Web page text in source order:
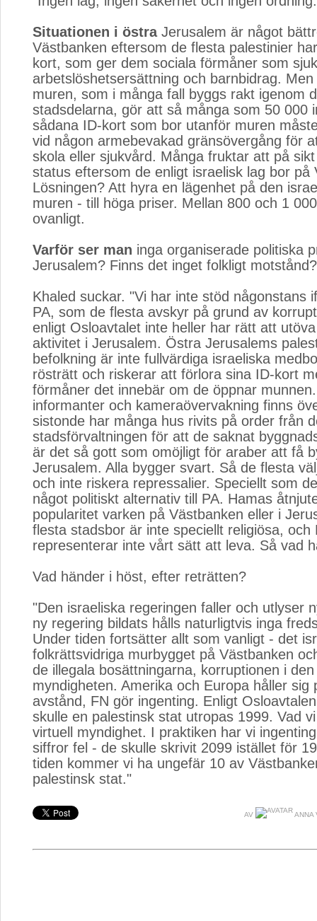
Situationen i östraJerusalem är något
Västbanken eftersom de flesta palestinier
kort, som ger dem sociala förmåner som
arbetslöshetsersättning och barnbidrag.
muren, som i många fall byggs rakt igenom
stadsdelarna, gör att så många som 50 000
sådana ID-kort som bor utanför muren
vid någon armebevakad gränsövergång för
skola eller sjukvård. Många fruktar att på
status eftersom de enligt israelisk lag bor på
Lösningen? Att hyra en lägenhet på den
muren - till höga priser. Mellan 800 och 1
ovanligt.
Varför ser man inga organiserade politiska
Jerusalem? Finns det inget folkligt motstånd?
Khaled suckar. "Vi har inte stöd någonstans
PA, som de flesta avskyr på grund av
enligt Osloavtalet inte heller har rätt att
aktivitet i Jerusalem. Östra Jerusalems
befolkning är inte fullvärdiga israeliska
rösträtt och riskerar att förlora sina ID-kort
förmåner det innebär om de öppnar
informanter och kameraövervakning finns
sistonde har många hus rivits på order från
stadsförvaltningen för att de saknat
är det så gott som omöjligt för araber att få
Jerusalem. Alla bygger svart. Så de flesta
och inte riskera repressalier. Speciellt som
något politiskt alternativ till PA. Hamas
popularitet varken på Västbanken eller i
flesta stadsbor är inte speciellt religiösa, och
representerar inte vårt sätt att leva. Så vad
Vad händer i höst, efter reträtten?
"Den israeliska regeringen faller och utlyser
ny regering bildats hålls naturligtvis inga
Under tiden fortsätter allt som vanligt - det
folkrättsvidriga murbygget på Västbanken
de illegala bosättningarna, korruptionen i
myndigheten. Amerika och Europa håller sig
avstånd, FN gör ingenting. Enligt
skulle en palestinsk stat utropas 1999. Vad
virtuell myndighet. I praktiken har vi
siffror fel - de skulle skrivit 2099 istället för
tiden kommer vi ha ungefär 10 av
palestinsk stat."
AV ANNA